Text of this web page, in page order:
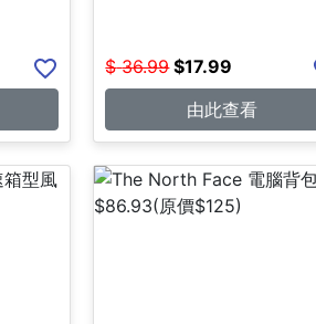
$ 36.99 $17.99
由此查看